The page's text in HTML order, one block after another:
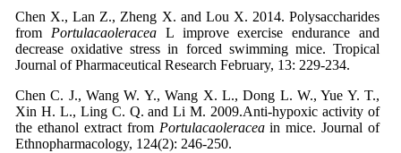
Chen X., Lan Z., Zheng X. and Lou X. 2014. Polysaccharides
from PortulacaoleraceaL improve exercise endurance and
decrease oxidative stress in forced swimming mice. Tropical
Journal of Pharmaceutical Research February, 13: 229-234.
Chen C. J., Wang W. Y., Wang X. L., Dong L. W., Yue Y. T.,
Xin H. L., Ling C. Q. and Li M. 2009.Anti-hypoxic activity of
the ethanol extract from Portulacaoleraceain mice. Journal of
Ethnopharmacology, 124(2): 246-250.